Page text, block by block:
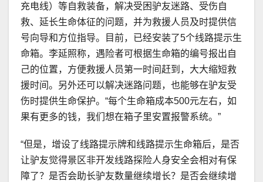
充电线）等自救装备，解决受困驴友迷路、受伤自
救、延长生命体征的问题，并为救援人员及时提供信
号向导和方位指导。目前，已经安装了5个线路提示生
命箱。李延照称，遇险者可根据生命箱的编号报出自
己的位置，方便救援人员第一时间赶到，大大缩短救
援时间。另外还可以解决迷路问题，也能够在驴友受
伤时提供生命保护。“每个生命箱成本500元左右，如
果有更多的钱，我们想在箱子里安置报警系统。”
“但是，增设了线路提示牌和线路提示生命箱后，是否
让驴友觉得景区非开发线路探险人身安全会相对有保
障了？是否会助长驴友数量继续增长？是否会继续增